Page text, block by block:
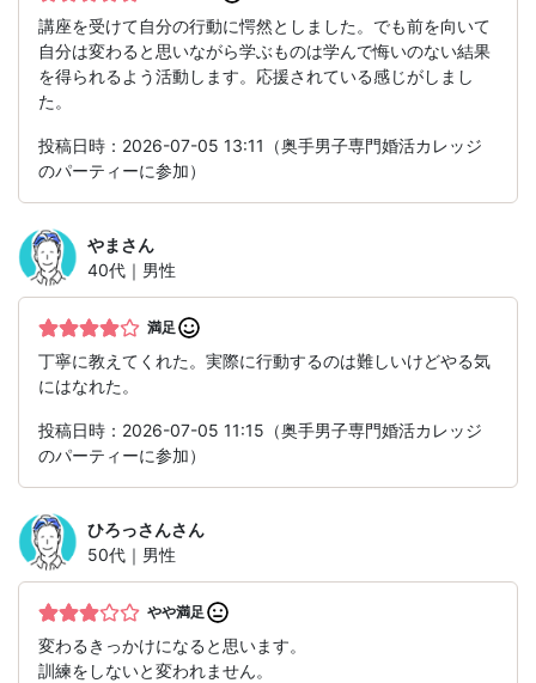
講座を受けて自分の行動に愕然としました。でも前を向いて
自分は変わると思いながら学ぶものは学んで悔いのない結果
を得られるよう活動します。応援されている感じがしまし
た。
投稿日時：2026-07-05 13:11（奥手男子専門婚活カレッジ
のパーティーに参加）
やま さん
40代｜男性
満足
丁寧に教えてくれた。実際に行動するのは難しいけどやる気
にはなれた。
投稿日時：2026-07-05 11:15（奥手男子専門婚活カレッジ
のパーティーに参加）
ひろっさんさん
50代｜男性
やや満足
変わるきっかけになると思います。
訓練をしないと変われません。